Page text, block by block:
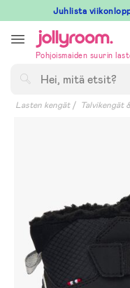
till
innehållet
Juhlista
Pohjoismaiden suurin
Lasten kengät Talvikengät